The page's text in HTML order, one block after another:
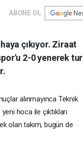
ABONE OL
çıkıyor. Ziraat
2-0 yenerek tur
alınmayınca Teknik
hoca ile çıktıkları
olan takım, bugün de